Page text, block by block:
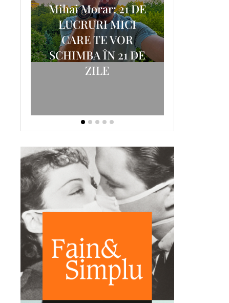
Mihai Morar: 21 DE
LUCRURI MICI
CARE TE VOR
SCHIMBA ÎN 21 DE
ZILE